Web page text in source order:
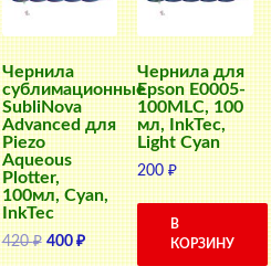
Чернила
сублимационные
SubliNova
Advanced для
Piezo
Aqueous
Plotter,
100мл, Cyan,
InkTec
420₽ Первоначальная
цена
400₽Текущая
цена:
Чернила для
Epson E0005-
100MLC, 100
мл, InkTec,
Light Cyan
200₽
В
КОРЗИНУ